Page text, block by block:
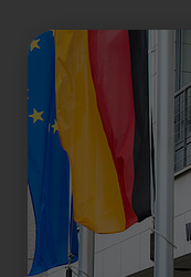
Name
Anbieter